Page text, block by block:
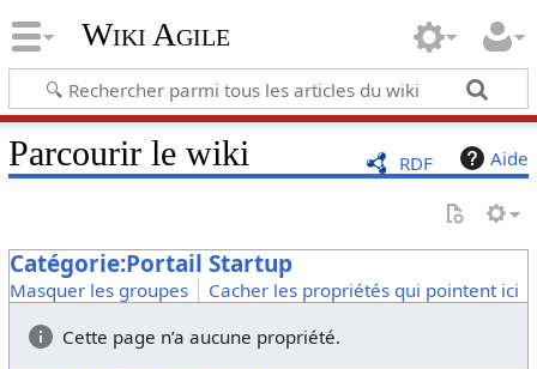
Wiki Agile
RDF Aide
Parcourir le wiki
Catégorie:Portail Startup
Masquer les groupes
Cacher les propriétés qui pointent ici
Cette page n’a aucune propriété.